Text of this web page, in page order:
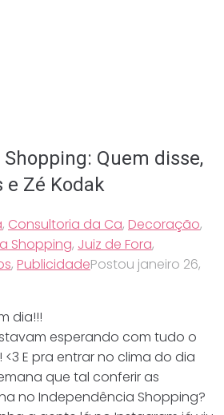
Quem disse,
e Zé Kodak
, Consultoria da Ca, Decoração,
Shopping, Juiz de Fora,
, PublicidadePostou janeiro 26,
dia!!!
esperando com tudo o
E pra entrar no clima do dia
que tal conferir as
no Independência Shopping?